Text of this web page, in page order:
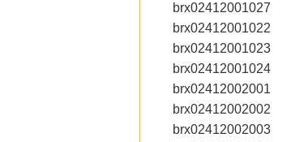
brx02412001027
brx02412001022
brx02412001023
brx02412001024
brx02412002001
brx02412002002
brx02412002003